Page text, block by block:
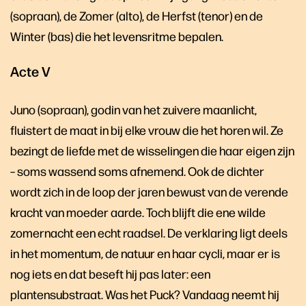
(sopraan), de Zomer (alto), de Herfst (tenor) en de
Winter (bas) die het levensritme bepalen.
Acte V
Juno (sopraan), godin van het zuivere maanlicht,
fluistert de maat in bij elke vrouw die het horen wil. Ze
bezingt de liefde met de wisselingen die haar eigen zijn
– soms wassend soms afnemend. Ook de dichter
wordt zich in de loop der jaren bewust van de verende
kracht van moeder aarde. Toch blijft die ene wilde
zomernacht een echt raadsel. De verklaring ligt deels
in het momentum, de natuur en haar cycli, maar er is
nog iets en dat beseft hij pas later: een
plantensubstraat. Was het Puck? Vandaag neemt hij